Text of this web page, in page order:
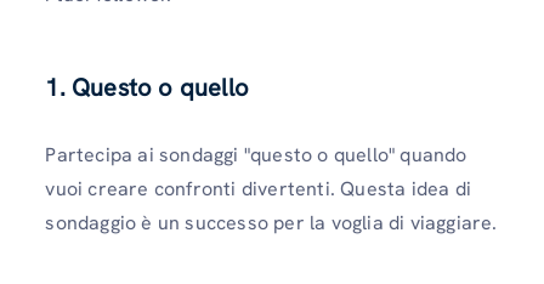
1. Questo o quello
Partecipa ai sondaggi "questo o quello" quando
vuoi creare confronti divertenti. Questa idea di
sondaggio è un successo per la voglia di viaggiare.